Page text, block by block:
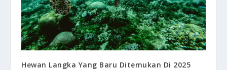
Hewan Langka Yang Baru Ditemukan Di 2025